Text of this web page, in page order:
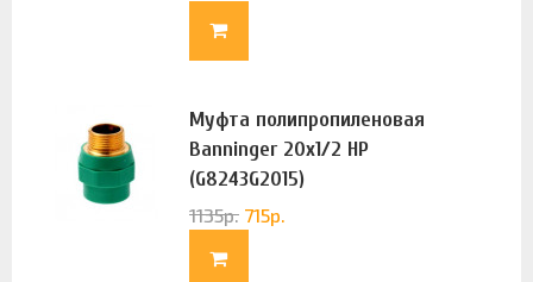
Муфта полипропиленовая
Banninger 20х1/2 НР
(G8243G2015)
1135р. 715р.